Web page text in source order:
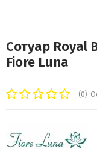
Сотуар Royal
Fiore Luna
(0)